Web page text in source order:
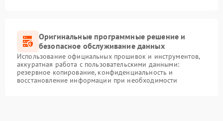
Оригинальные программные решение и
безопасное обслуживание данных
Использование официальных прошивок и инструментов,
аккуратная работа с пользовательскими данными:
резервное копирование, конфиденциальность и
восстановление информации при необходимости